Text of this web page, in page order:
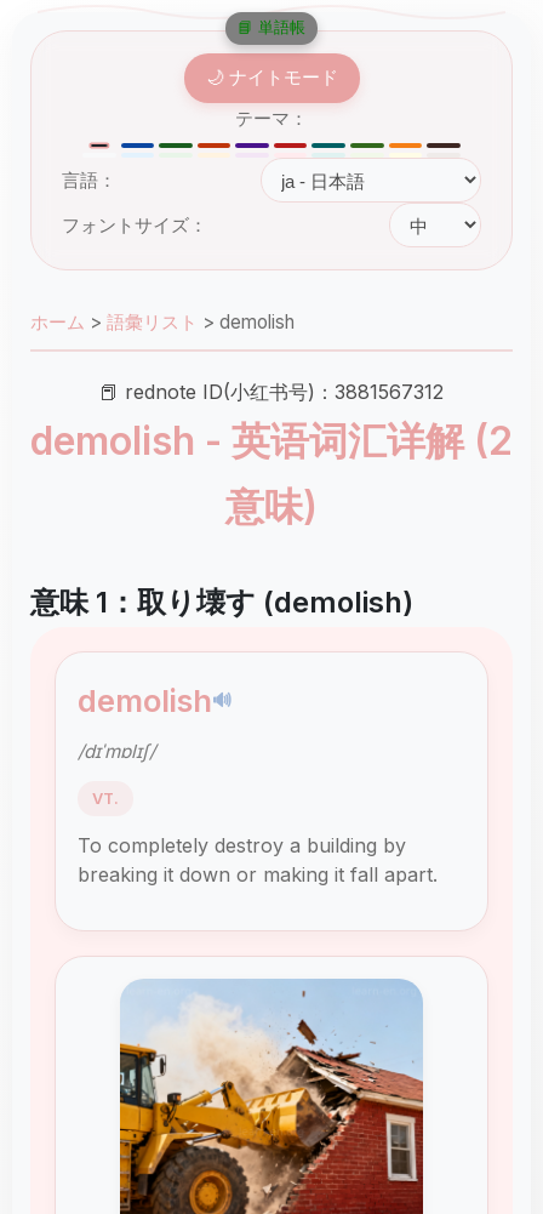
🌙 ナイトモード
テーマ：
言語：
フォントサイズ：
ホーム > 語彙リスト > demolish
📕 rednote ID(小红书号)：3881567312
demolish - 英语词汇详解 (2
意味)
意味 1：取り壊す (demolish)
demolish🔊
/dɪˈmɒlɪʃ/
VT.
To completely destroy a building by
breaking it down or making it fall apart.
📘 単語帳